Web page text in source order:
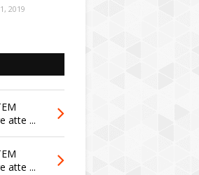
2019
atte ...
atte ...